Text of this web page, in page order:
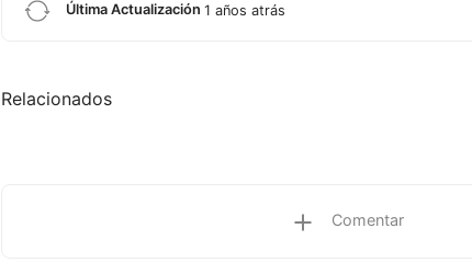
Última Actualización 1 años atrás
Relacionados
Comentar